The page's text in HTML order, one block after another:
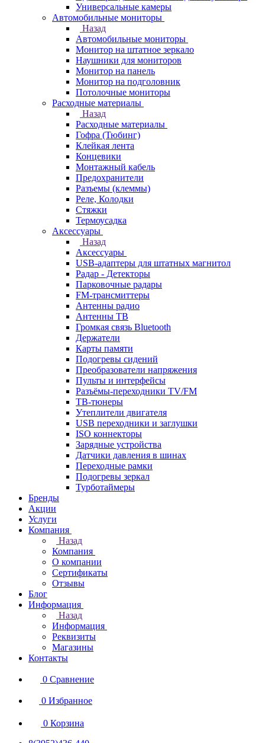
Универсальные камеры
Автомобильные мониторы
Назад
Автомобильные мониторы
Монитор на штатное зеркало
Наушники для мониторов
Монитор на панель
Монитор на подголовник
Потолочные мониторы
Расходные материалы
Назад
Расходные материалы
Гофра (Тюбинг)
Клейкая лента
Концевики
Монтажный кабель
Предохранители
Разъемы (клеммы)
Реле, Колодки
Стяжки
Термоусадка
Аксессуары
Назад
Аксессуары
USB-адаптеры для штатных магнитол
Радар - Детекторы
Парковочные радары
FM-трансмиттеры
Антенны радио
Антенны ТВ
Громкая связь Bluetooth
Держатели
Карты памяти
Подогревы сидений
Преобразователи напряжения
Пульты и интерфейсы
Разъёмы-переходники TV/FM
ТВ-тюнеры
Утеплители двигателя
USB переходники и заглушки
ISO коннекторы
Зарядные устройства
Датчики давления в шинах
Переходные рамки
Подогревы зеркал
Турботаймеры
Бренды
Акции
Услуги
Компания
Назад
Компания
О компании
Сертификаты
Отзывы
Блог
Информация
Назад
Информация
Реквизиты
Магазины
Контакты
0 Сравнение
0 Избранное
0 Корзина